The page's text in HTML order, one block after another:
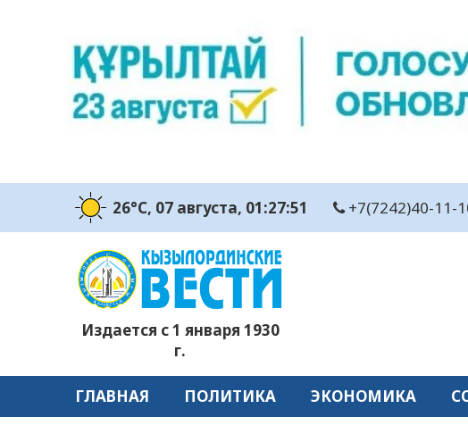
26°C, 07 августа, 01:27:52 +7(7242)40-11-
Издается с 1 января 1930
г.
ГЛАВНАЯ ПОЛИТИКА ЭКОНОМИКА